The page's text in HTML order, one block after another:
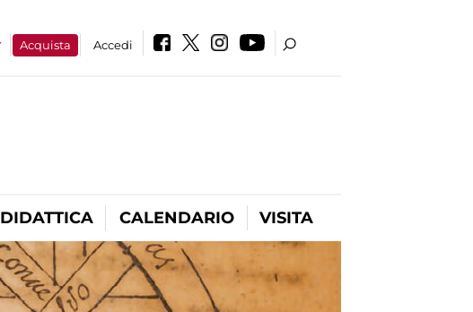
Acquista Accedi
DIDATTICA CALENDARIO VISITA